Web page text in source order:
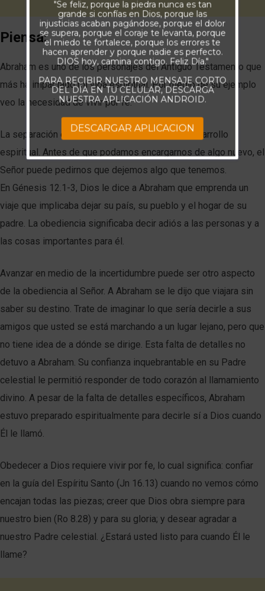
Piensa:
Abraham es uno de los personajes del Antiguo Testamento que
más ha impactado mi vida espiritual. Por medio de su ejemplo
veo la necesidad de vivir por fe.
La separación es a menudo parte de nuestro desarrollo
espiritual. Antes de que podamos encargarnos de algo nuevo, el
Señor puede pedirnos que dejemos algo que tenemos.
En Génesis 12.1-3, Dios le dice a Abraham que emprenda un
viaje que implicaba dejar su país, su pueblo y el hogar de su
padre. La obediencia significaba decir adiós a las personas y a
las cosas importantes para él.
Avanzar en medio de la incertidumbre puede ser otro aspecto
de la obediencia al Señor. A Abraham se le dijo que viajara sin
saber su destino. Trate de imaginar lo que sería decirle a sus
amigos que usted se está marchando a un lugar lejano, pero que
no tiene idea de a dónde se dirige. Esta falta de detalles no
detuvo a Abraham. Su confianza inquebrantable en su Padre
celestial le permitió responder de todo corazón al llamamiento
divino. A pesar de la falta de detalles específicos, Abraham
estuvo preparado espiritualmente para decirle sí a Dios cuando
Él le llamó.
Obedecer a Dios requiere vivir por fe, lo cual significa: confiar
en la guía del Espíritu Santo (Jn 16.13) cuando no vemos cómo
encajan todas las piezas; creer que Dios obra siempre para
nuestro bien (Ro 8.28) y para su gloria; y desear agradar a
nuestro Padre celestial. ¿Estará usted listo para cuando Él le
llame?
"Se feliz, porque la piedra nunca es tan
grande si confías en Dios, porque las
injusticias acaban pagándose, porque el dolor
se supera, porque el coraje te levanta, porque
el miedo te fortalece, porque los errores te
hacen aprender y porque nadie es perfecto.
DIOS hoy, camina contigo. Feliz Día."
PARA RECIBIR NUESTRO MENSAJE CORTO
DEL DÍA EN TU CELULAR, DESCARGA
NUESTRA APLICACIÓN ANDROID.
DESCARGAR APLICACION